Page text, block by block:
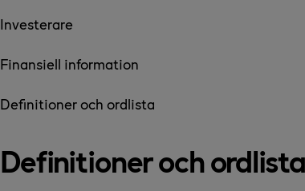
Investerare
Finansiell information
Definitioner och ordlista
Definitioner och ordlista